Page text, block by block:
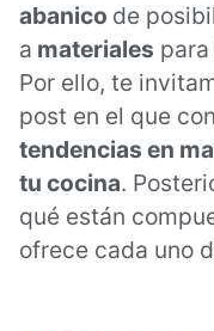
abanico de
a materiales para
Por ello, te
post en el que
tendencias en
tu cocina.
qué están
ofrece cada uno